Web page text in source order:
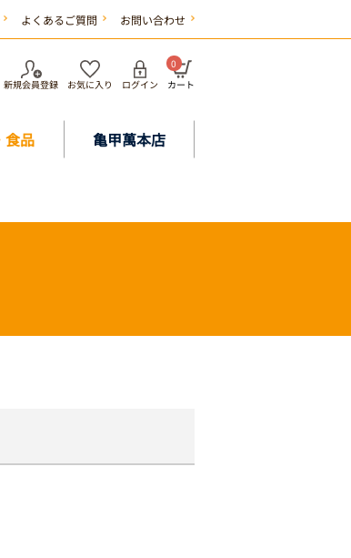
よくあるご質問 お問い合わせ
新規会員登録 お気に入り ログイン
0
カート
食品 亀甲萬本店